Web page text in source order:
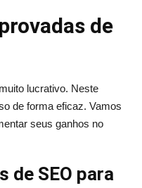
de
lucrativo. Neste
de forma eficaz. Vamos
seus ganhos no
de SEO para